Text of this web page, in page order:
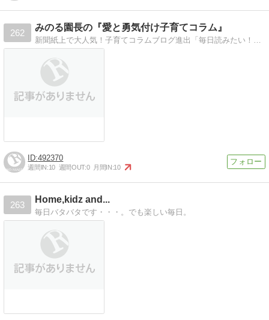
262
みのる園長の『愛と勇気付け子育てコラム』
492370
週間IN:10 週間OUT:0 月間IN:10
263
Home,kidz and...
毎日バタバタです・・・。でも楽しい毎日。